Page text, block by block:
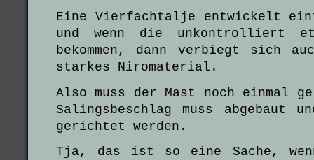
Eine Vierfachtalje entwickelt
und wenn die unkontrolliert
bekommen, dann verbiegt sich
starkes Niromaterial.
Also muss der Mast noch einmal
Salingsbeschlag muss abgebaut
gerichtet werden.
Tja, das ist so eine Sache,